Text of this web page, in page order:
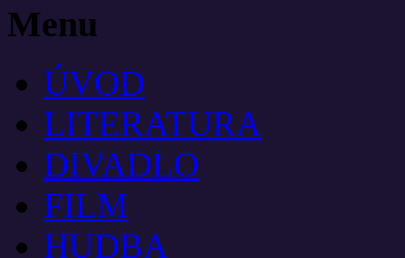
Menu
ÚVOD
LITERATURA
DIVADLO
FILM
HUDBA